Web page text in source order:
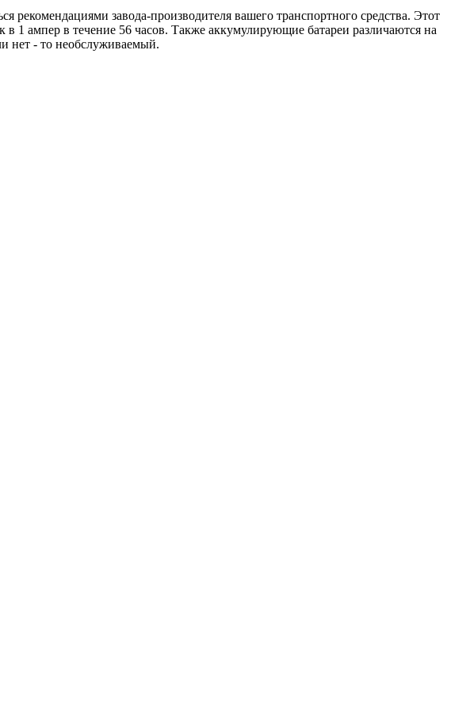
завода-производителя вашего транспортного средства. Этот
в 1 ампер в течение 56 часов. Также аккумулирующие батареи различаются на
нет - то необслуживаемый.